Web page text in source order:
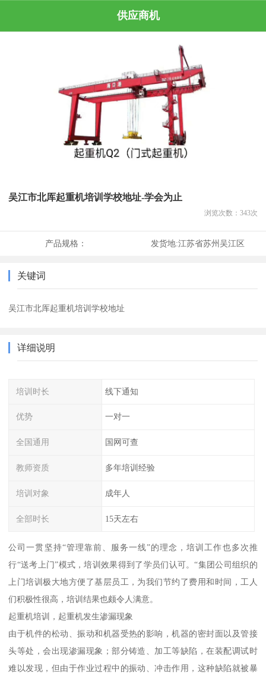
供应商机
吴江市北厍起重机培训学校地址-学会为止
浏览次数： 343次
产品规格： 发货地:江苏省苏州吴江区
关键词
吴江市北厍起重机培训学校地址
详细说明
培训时长 线下通知
优势 一对一
全国通用 国网可查
教师资质 多年培训经验
培训对象 成年人
全部时长 15天左右
公司一贯坚持“管理靠前、服务一线”的理念，培训工作也多次推
行“送考上门”模式，培训效果得到了学员们认可。“集团公司组织的
上门培训极大地方便了基层员工，为我们节约了费用和时间，工人
们积极性很高，培训结果也颇令人满意。
起重机培训，起重机发生渗漏现象
由于机件的松动、振动和机器受热的影响，机器的密封面以及管接
头等处，会出现渗漏现象；部分铸造、加工等缺陷，在装配调试时
难以发现，但由于作业过程中的振动、冲击作用，这种缺陷就被暴